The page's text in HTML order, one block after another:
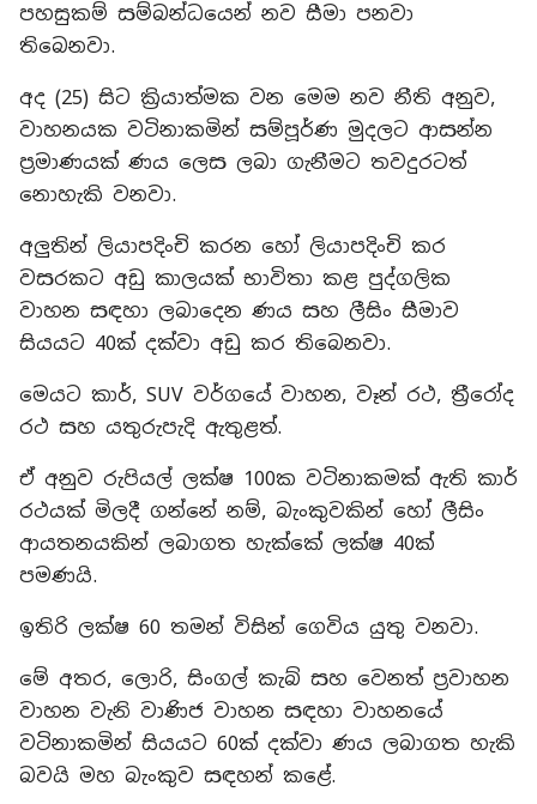
පහසුකම් සම්බන්ධයෙන් නව සීමා පනවා
තිබෙනවා.
අද (25) සිට ක්‍රියාත්මක වන මෙම නව නීති අනුව,
වාහනයක වටිනාකමින් සම්පූර්ණ මුදලට ආසන්න
ප්‍රමාණයක් ණය ලෙස ලබා ගැනීමට තවදුරටත්
නොහැකි වනවා.
අලුතින් ලියාපදිංචි කරන හෝ ලියාපදිංචි කර
වසරකට අඩු කාලයක් භාවිතා කළ පුද්ගලික
වාහන සඳහා ලබාදෙන ණය සහ ලීසිං සීමාව
සියයට 40ක් දක්වා අඩු කර තිබෙනවා.
මෙයට කාර්, SUV වර්ගයේ වාහන, වෑන් රථ, ත්‍රීරෝද
රථ සහ යතුරුපැදි ඇතුළත්.
ඒ අනුව රුපියල් ලක්ෂ 100ක වටිනාකමක් ඇති කාර්
රථයක් මිලදී ගන්නේ නම්, බැංකුවකින් හෝ ලීසිං
ආයතනයකින් ලබාගත හැක්කේ ලක්ෂ 40ක්
පමණයි.
ඉතිරි ලක්ෂ 60 තමන් විසින් ගෙවිය යුතු වනවා.
මේ අතර, ලොරි, සිංගල් කැබ් සහ වෙනත් ප්‍රවාහන
වාහන වැනි වාණිජ වාහන සඳහා වාහනයේ
වටිනාකමින් සියයට 60ක් දක්වා ණය ලබාගත හැකි
බවයි මහ බැංකුව සඳහන් කළේ.